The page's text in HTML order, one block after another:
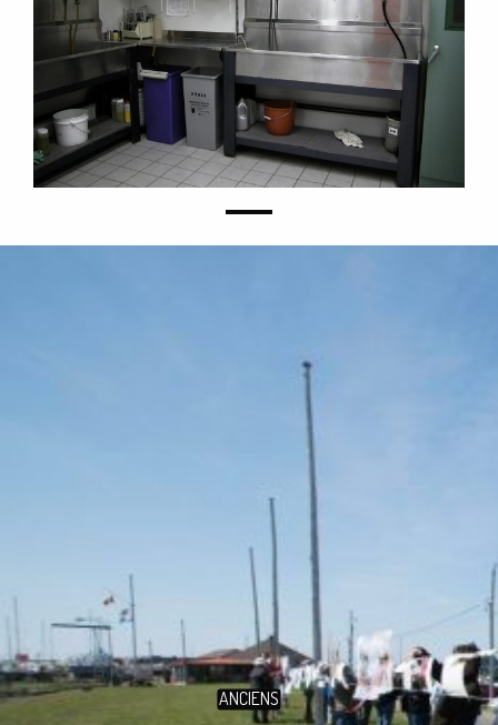
ANCIENS